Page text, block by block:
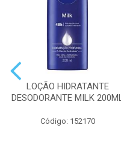
LOÇÃO HIDRATANTE
DESODORANTE MILK 200ML
Código: 152170